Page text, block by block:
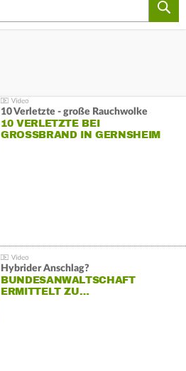
10 Verletzte - große Rauchwolke
10 VERLETZTE BEI
GROSSBRAND IN GERNSHEIM
Hybrider Anschlag?
BUNDESANWALTSCHAFT
ERMITTELT ZU…